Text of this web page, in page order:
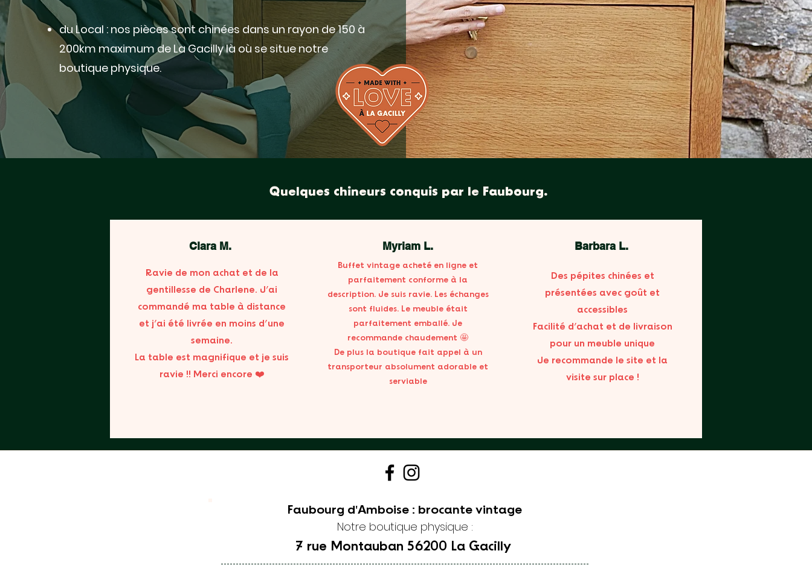
du Local : nos pièces sont chinées dans un rayon de 150 à
200km maximum de La Gacilly là où se situe notre
boutique physique.
Quelques chineurs conquis par le Faubourg.
Quelques chineurs conquis par le Faubourg.
Clara M.
Ravie de mon achat et de la
gentillesse de Charlene. J’ai
commandé ma table à distance
et j’ai été livrée en moins d’une
semaine.
La table est magnifique et je suis
ravie !! Merci encore ❤️
Myriam L.
Buffet vintage acheté en ligne et
parfaitement conforme à la
description. Je suis ravie. Les échanges
sont fluides. Le meuble était
parfaitement emballé. Je
recommande chaudement 🤩
De plus la boutique fait appel à un
transporteur absolument adorable et
serviable
Barbara L.
Des pépites chinées et
présentées avec goût et
accessibles
Facilité d’achat et de livraison
pour un meuble unique
Je recommande le site et la
visite sur place !
Notre boutique physique :
Faubourg d'Amboise : brocante vintage
7 rue Montauban 56200 La Gacilly